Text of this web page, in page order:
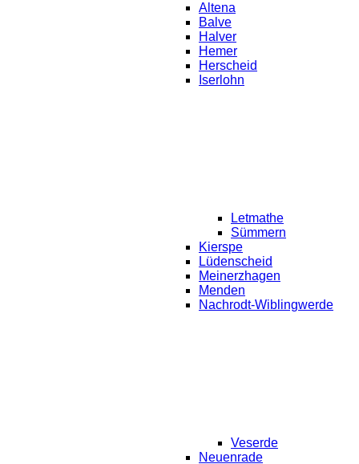
Altena
Balve
Halver
Hemer
Herscheid
Iserlohn
Letmathe
Sümmern
Kierspe
Lüdenscheid
Meinerzhagen
Menden
Nachrodt-Wiblingwerde
Veserde
Neuenrade